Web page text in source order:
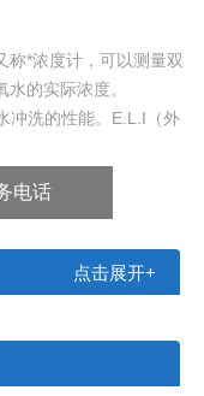
称*浓度计，可以测量双
的实际浓度。
冲洗的性能。E.L.I（外
电话
点击展开+